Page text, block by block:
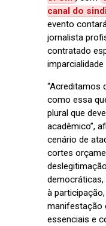
canal do
evento
jornalista
contratado
imparcialidade
“Acreditamos
como essa
plural que
acadêmico”,
cenário de
cortes
à
manifestação
essenciais e